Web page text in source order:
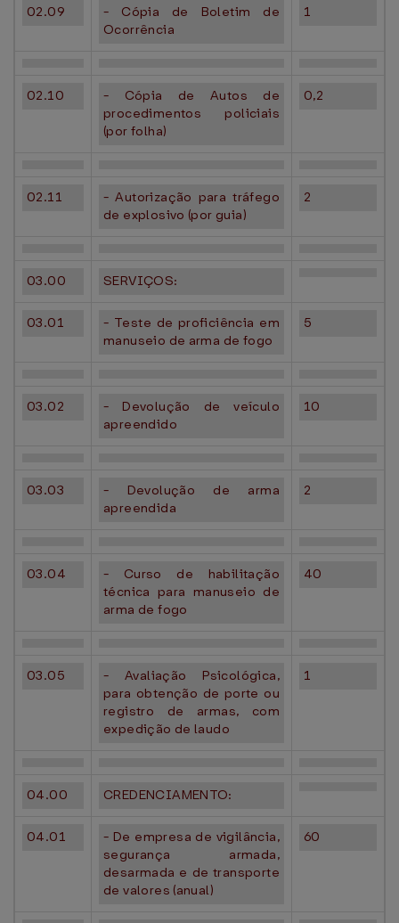
02.09
- Cópia de Boletim de
Ocorrência
1
02.10
- Cópia de Autos de
procedimentos policiais
(por folha)
0,2
02.11
- Autorização para tráfego
de explosivo (por guia)
2
03.00 SERVIÇOS:
03.01
- Teste de proficiência em
manuseio de arma de fogo
5
03.02
- Devolução de veículo
apreendido
10
03.03
- Devolução de arma
apreendida
2
03.04
- Curso de habilitação
técnica para manuseio de
arma de fogo
40
03.05
- Avaliação Psicológica,
para obtenção de porte ou
registro de armas, com
expedição de laudo
1
04.00 CREDENCIAMENTO:
04.01
- De empresa de vigilância,
segurança armada,
desarmada e de transporte
de valores (anual)
60